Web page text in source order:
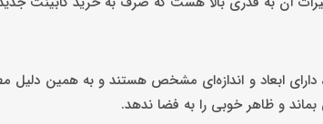
ابعاد و اندازه‌ای مشخص هستند و به همین دلیل
و ظاهر خوبی را به فضا ندهد.